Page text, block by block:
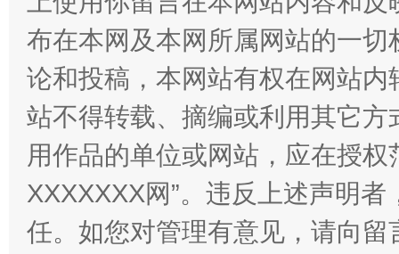
招工难、用工荒背后
布在本网及本网所属网站的一
论和投稿，本网站有权在网站
站不得转载、摘编或利用其它
用作品的单位或网站，应在授
XXXXXXX网”。违反上述声明
任。如您对管理有意见，请向